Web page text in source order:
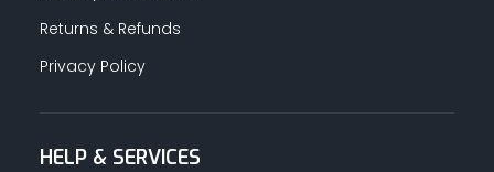
Returns & Refunds
Privacy Policy
HELP & SERVICES